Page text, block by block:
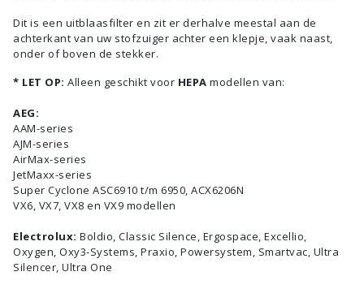
Dit is een uitblaasfilter en zit er derhalve meestal aan de
achterkant van uw stofzuiger achter een klepje, vaak naast,
onder of boven de stekker.
* LET OP: Alleen geschikt voor HEPA modellen van:
AEG:
AAM-series
AJM-series
AirMax-series
JetMaxx-series
Super Cyclone ASC6910 t/m 6950, ACX6206N
VX6, VX7, VX8 en VX9 modellen
Electrolux: Boldio, Classic Silence, Ergospace, Excellio,
Oxygen, Oxy3-Systems, Praxio, Powersystem, Smartvac, Ultra
Silencer, Ultra One